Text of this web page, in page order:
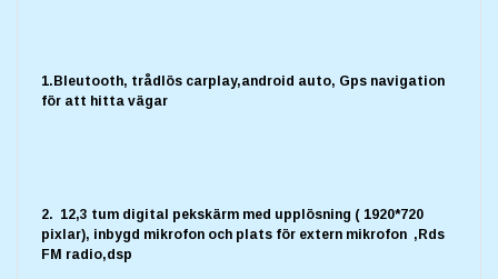
1.Bleutooth, trådlös carplay,android auto, Gps navigation
för att hitta vägar
2. 12,3 tum digital pekskärm med upplösning ( 1920*720
pixlar), inbygd mikrofon och plats för extern mikrofon ,Rds
FM radio,dsp